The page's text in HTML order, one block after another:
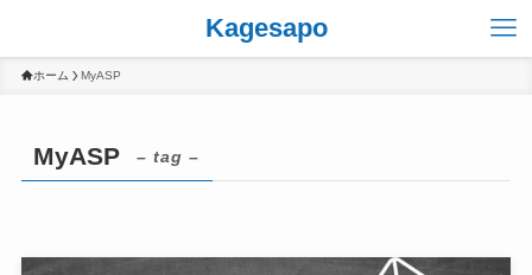
Kagesapo
ホーム MyASP
MyASP – tag –